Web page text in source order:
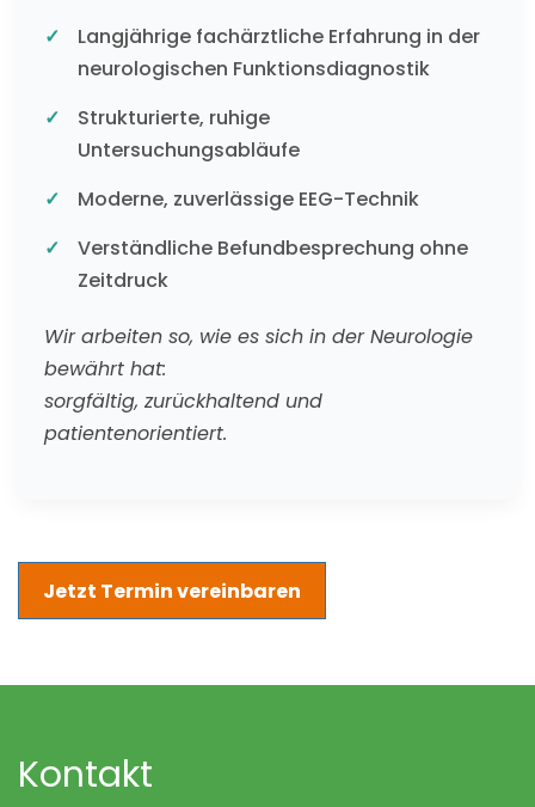
Langjährige fachärztliche Erfahrung in der
neurologischen Funktionsdiagnostik
Strukturierte, ruhige
Untersuchungsabläufe
Moderne, zuverlässige EEG-Technik
Verständliche Befundbesprechung ohne
Zeitdruck
Wir arbeiten so, wie es sich in der Neurologie
bewährt hat:
sorgfältig, zurückhaltend und
patientenorientiert.
Jetzt Termin vereinbaren
Kontakt